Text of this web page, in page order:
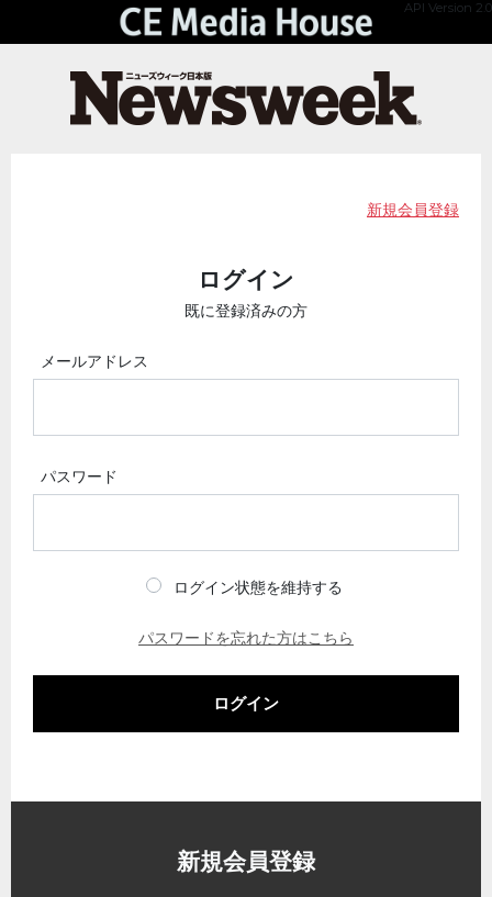
API Version 2.0
新規会員登録
ログイン
既に登録済みの方
メールアドレス
パスワード
ログイン状態を維持する
パスワードを忘れた方はこちら
ログイン
新規会員登録